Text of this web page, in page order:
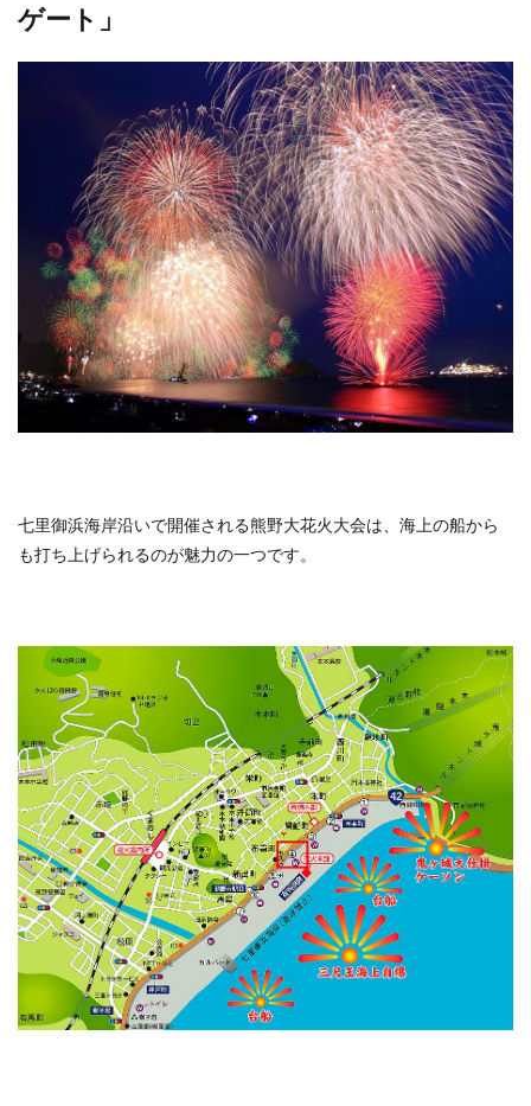
ゲート」
七里御浜海岸沿いで開催される熊野大花火大会は、海上の船から
も打ち上げられるのが魅力の一つです。